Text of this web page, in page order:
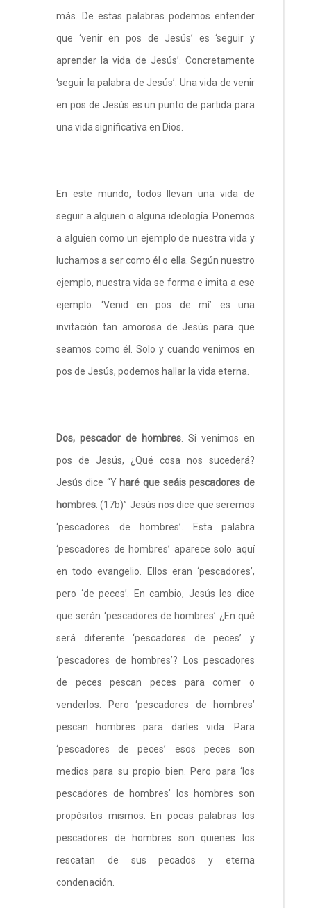
más. De estas palabras podemos entender
que ‘venir en pos de Jesús’ es ‘seguir y
aprender la vida de Jesús’. Concretamente
‘seguir la palabra de Jesús’. Una vida de venir
en pos de Jesús es un punto de partida para
una vida significativa en Dios.
En este mundo, todos llevan una vida de
seguir a alguien o alguna ideología. Ponemos
a alguien como un ejemplo de nuestra vida y
luchamos a ser como él o ella. Según nuestro
ejemplo, nuestra vida se forma e imita a ese
ejemplo. ‘Venid en pos de mí’ es una
invitación tan amorosa de Jesús para que
seamos como él. Solo y cuando venimos en
pos de Jesús, podemos hallar la vida eterna.
Dos, pescador de hombres . Si venimos en
pos de Jesús, ¿Qué cosa nos sucederá?
Jesús dice “Y haré que seáis pescadores de
hombres . (17b)” Jesús nos dice que seremos
‘pescadores de hombres’. Esta palabra
‘pescadores de hombres’ aparece solo aquí
en todo evangelio. Ellos eran ‘pescadores’,
pero ‘de peces’. En cambio, Jesús les dice
que serán ‘pescadores de hombres’ ¿En qué
será diferente ‘pescadores de peces’ y
‘pescadores de hombres’? Los pescadores
de peces pescan peces para comer o
venderlos. Pero ‘pescadores de hombres’
pescan hombres para darles vida. Para
‘pescadores de peces’ esos peces son
medios para su propio bien. Pero para ‘los
pescadores de hombres’ los hombres son
propósitos mismos. En pocas palabras los
pescadores de hombres son quienes los
rescatan de sus pecados y eterna
condenación.